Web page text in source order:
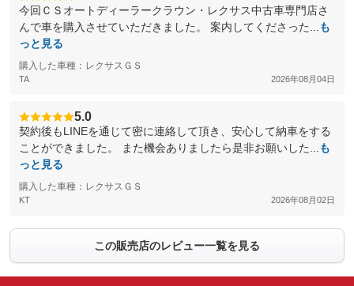
今回ＣＳオートディーラークラウン・レクサス中古車専門店さ
んで車を購入させていただきました。 案内してくださった...
も
っと見る
購入した車種：レクサスＧＳ
TA 2026年08月04日
5.0
契約後もLINEを通じて密に連絡して頂き、安心して納車をする
ことができました。 また機会ありましたら是非お願いした...
も
っと見る
購入した車種：レクサスＧＳ
KT 2026年08月02日
この販売店のレビュー一覧を見る